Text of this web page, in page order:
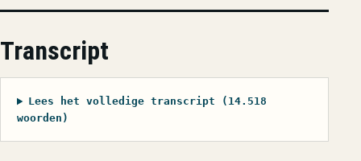
Transcript
Lees het volledige transcript (14.518
woorden)